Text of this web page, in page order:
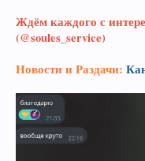
Ждём каждого с
(@soules_service)
Новости и Раздачи: